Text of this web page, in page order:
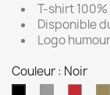
T-shirt
Disponible
Logo
Couleur : Noir